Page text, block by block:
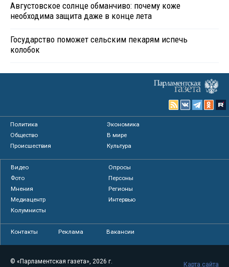
Августовское солнце обманчиво: почему коже
необходима защита даже в конце лета
Государство поможет сельским пекарям испечь
колобок
Политика
Экономика
Общество
В мире
Происшествия
Культура
Видео
Опросы
Фото
Персоны
Мнения
Регионы
Медиацентр
Интервью
Колумнисты
Контакты Реклама Вакансии
© «Парламентская газета», 2026 г.
Карта сайта